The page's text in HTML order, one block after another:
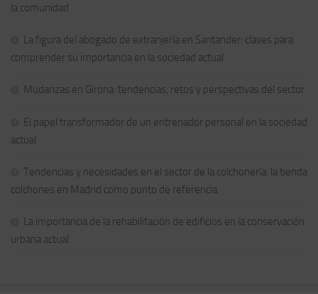
la comunidad
La figura del abogado de extranjería en Santander: claves para
comprender su importancia en la sociedad actual
Mudanzas en Girona: tendencias, retos y perspectivas del sector
El papel transformador de un entrenador personal en la sociedad
actual
Tendencias y necesidades en el sector de la colchonería: la tienda
colchones en Madrid como punto de referencia
La importancia de la rehabilitación de edificios en la conservación
urbana actual